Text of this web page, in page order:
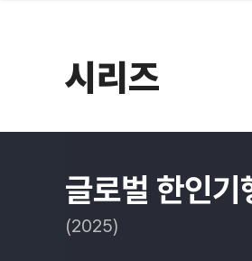
시리즈
글로벌 한인
(2025)